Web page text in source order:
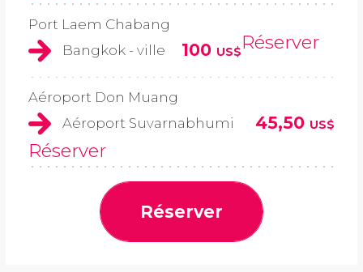
Port Laem Chabang
Bangkok - ville
100 US$Réserver
Aéroport Don Muang
Aéroport Suvarnabhumi
45,50 US$
Réserver
Réserver